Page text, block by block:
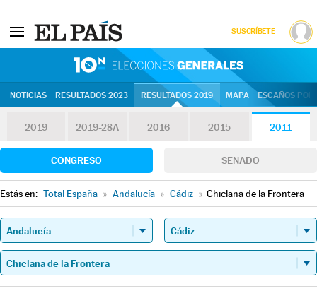
SUSCRÍBETE
NOTICIAS RESULTADOS 2023 RESULTADOS 2019 MAPA ESCAÑOS
2019 2019-28A 2016 2015 2011
CONGRESO SENADO
Estás en: Total España » Andalucía » Cádiz » Chiclana de la Frontera